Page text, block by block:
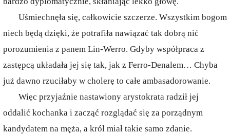
Uśmiechnęła się, całkowicie szczerze. Wszystkim bogom
niech będą dzięki, że potrafiła nawiązać tak dobrą nić
porozumienia z panem Lin-Werro. Gdyby współpraca z
zastępcą układała jej się tak, jak z Ferro-Denalem… Chyba
już dawno rzuciłaby w cholerę to całe ambasadorowanie.
Więc przyjaźnie nastawiony arystokrata radził jej
oddalić kochanka i zacząć rozglądać się za porządnym
kandydatem na męża, a król miał takie samo zdanie.